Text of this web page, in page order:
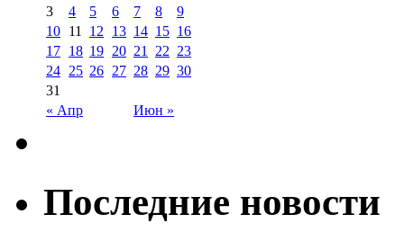
« Апр Июн »
3
4 5 6 7 8
9
10 11 12 13 14 15 16
17 18 19 20 21 22 23
24 25 26 27 28 29 30
31
Последние новости